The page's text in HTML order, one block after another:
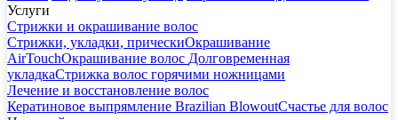
Услуги
Стрижки и окрашивание волос
Стрижки, укладки, прическиОкрашивание
AirTouchОкрашивание волос Долговременная
укладкаСтрижка волос горячими ножницами
Лечение и восстановление волос
Кератиновое выпрямление Brazilian BlowoutСчастье для волос